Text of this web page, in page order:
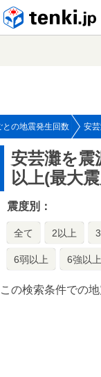
との地震発生回数 安
安芸灘を震
以上(最大
震度別：
全て 2以上
6弱以上 6強以上
この検索条件での地